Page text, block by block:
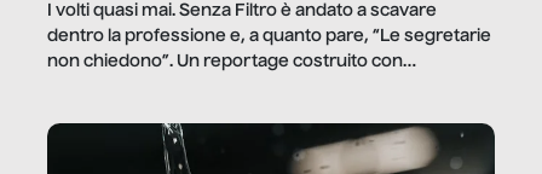
I volti quasi mai. Senza Filtro è andato a scavare
dentro la professione e, a quanto pare, “Le segretarie
non chiedono”. Un reportage costruito con